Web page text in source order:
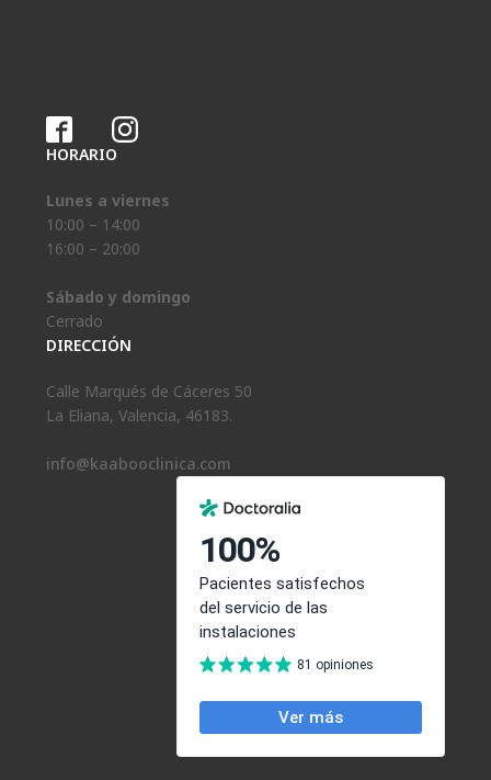
HORARIO
Lunes a viernes
10:00 – 14:00
16:00 – 20:00
Sábado y domingo
Cerrado
DIRECCIÓN
Calle Marqués de Cáceres 50
La Eliana, Valencia, 46183.
info@kaabooclinica.com